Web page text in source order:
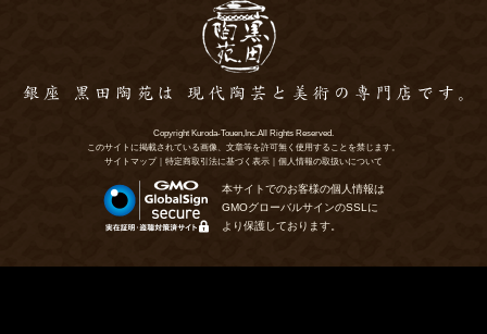
Copyright Kuroda-Touen,Inc.All Rights Reserved.
このサイトに掲載されている画像、文章等を許可無く使用することを禁じます。
サイトマップ ｜ 特定商取引法に基づく表示 ｜ 個人情報の取扱いについて
本サイトでのお客様の個人情報は
GMOグローバルサインのSSLに
より保護しております。